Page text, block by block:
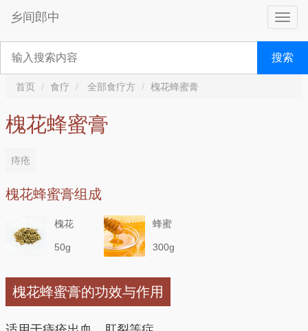
乡间郎中
搜索
首页 食疗 全部食疗方 槐花蜂蜜膏
槐花蜂蜜膏
痔疮
槐花蜂蜜膏组成
槐花
50g
蜂蜜
300g
槐花蜂蜜膏的功效与作用